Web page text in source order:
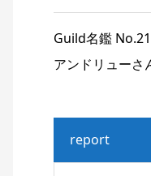
Guild名鑑
アンドリューさ
report